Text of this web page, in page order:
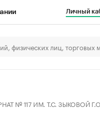
Личный
№ 117 ИМ. Т.С. ЗЫКОВОЙ